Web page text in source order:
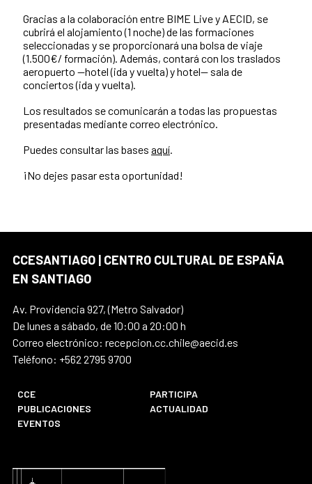
Gracias a la colaboración entre BIME Live y AECID, se
cubrirá el alojamiento (1 noche) de las formaciones
seleccionadas y se proporcionará una bolsa de viaje
(1.500€/ formación). Además, contará con los traslados
aeropuerto —hotel (ida y vuelta) y hotel— sala de
conciertos (ida y vuelta).
Los resultados se comunicarán a todas las propuestas
presentadas mediante correo electrónico.
Puedes consultar las bases aquí
¡No dejes pasar esta oportunidad!
CCESANTIAGO | CENTRO CULTURAL DE ESPAÑA
EN SANTIAGO
Av. Providencia 927, (Metro Salvador)
De lunes a sábado, de 10:00 a 20:00 h
Correo electrónico: recepcion.cc.chile@aecid.es
Teléfono: +562 2795 9700
CCE
PARTICIPA
PUBLICACIONES
ACTUALIDAD
EVENTOS